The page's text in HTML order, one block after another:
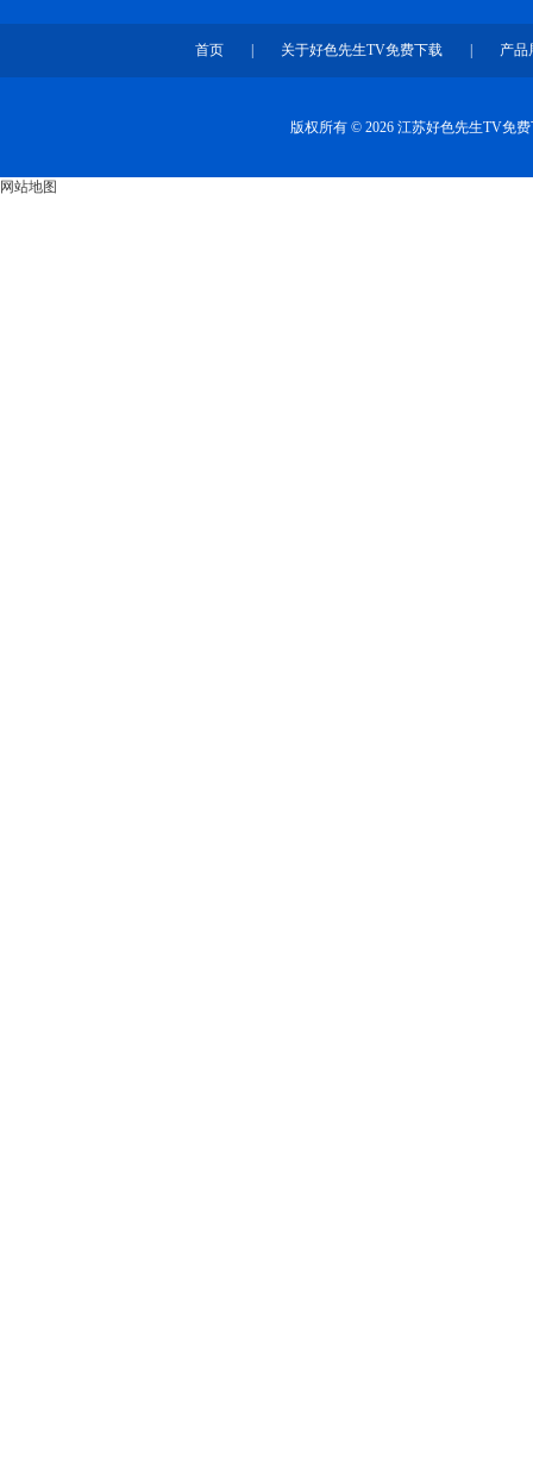
首页 关于好色先生TV免费下载 产品
版权所有 © 2026 江苏好色先生TV免
网站地图